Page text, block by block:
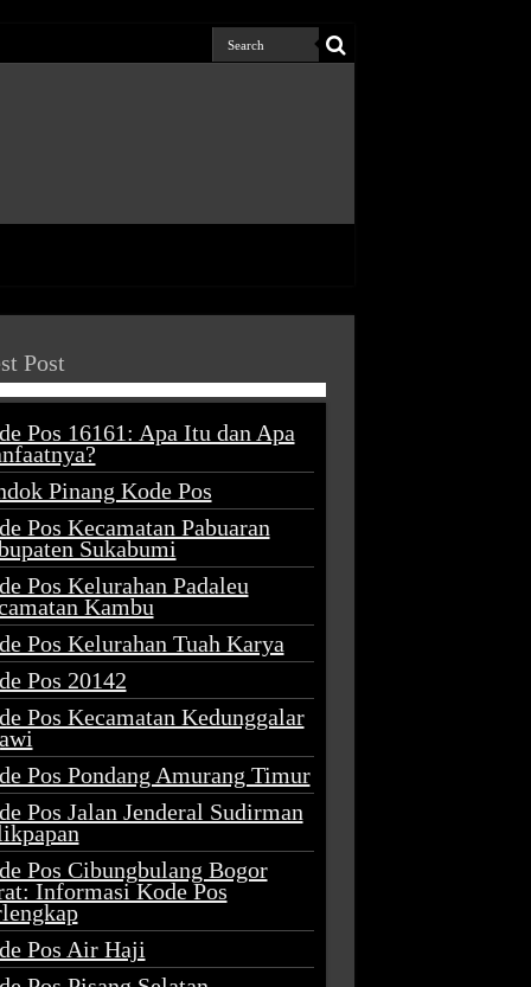
Post
Pos 16161: Apa Itu dan Apa
Pinang Kode Pos
Pos Kecamatan Pabuaran
Sukabumi
Pos Kelurahan Padaleu
Kambu
Pos Kelurahan Tuah Karya
Pos 20142
Pos Kecamatan Kedunggalar
Pos Pondang Amurang Timur
Pos Jalan Jenderal Sudirman
Pos Cibungbulang Bogor
Informasi Kode Pos
Pos Air Haji